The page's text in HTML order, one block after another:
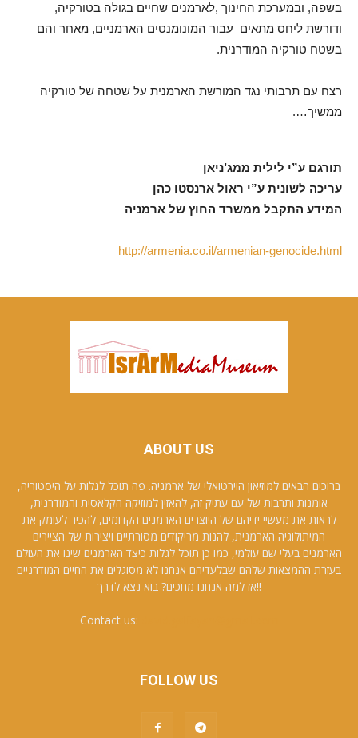
בשפה, ובמערכת החינוך ,לארמנים שחיים בגולה בטורקיה,
ודורשת ליחס מתאים עבור המונומנטים הארמניים, מאחר והם
בשטח טורקיה המודרנית.
רצח עם תרבותי נגד המורשת הארמנית על שטחה של טורקיה
ממשיך….
תורגם ע”י לילית ממג’ניאן
עריכה לשונית ע”י ראול ארנסטו כהן
המידע התקבל ממשרד החוץ של ארמניה
http://armenia.co.il/armenian-genocide.html
ABOUT US
ברוכים הבאים למוזיאון הוירטואלי של ארמניה. פה תוכל לגלות על היסטוריה,
אומנות ותרבות של עם עתיק זה, להאזין למוזיקה הקלאסית והמודרנית,
לראות את מעשיי ידיהם של היוצרים הארמנים הקדומים, להכיר לעומק את
המיתולוגיה הארמנית, להנות מריקודים מסורתיים ויצירות של הציירים
הארמנים בעלי שם עולמי, כמו כן תוכל לגלות כיצד הארמנים שינו את העולם
בעזרת ההמצאות שלהם שבלעדיהם אנחנו לא מסוגלים את החיים המודרניים
!!אז למה אנחנו מחכים? בוא נצא לדרך
Contact us:
FOLLOW US